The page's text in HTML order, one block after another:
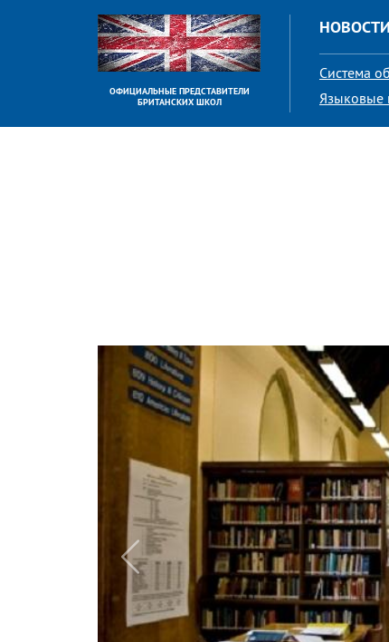
ОФИЦИАЛЬНЫЕ ПРЕДСТАВИТЕЛИ
БРИТАНСКИХ ШКОЛ
НОВОСТИ
Система
Языковые